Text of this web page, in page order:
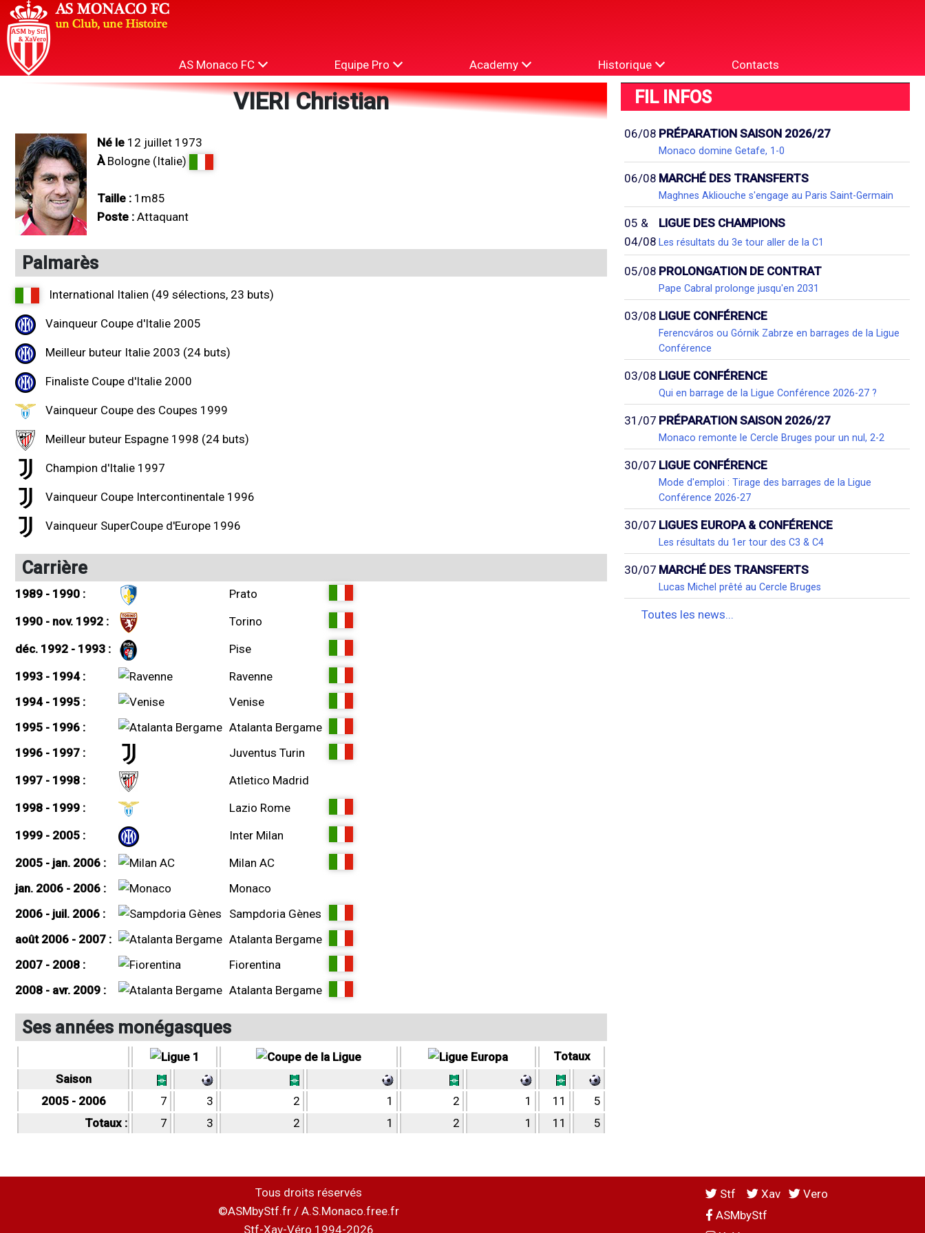
AS Monaco FC Equipe Pro Academy Historique Contacts
VIERI Christian
Né le 12 juillet 1973
ÀBologne (Italie)
Taille : 1m85
Poste : Attaquant
Palmarès
International Italien (49 sélections, 23 buts)
Vainqueur Coupe d'Italie 2005
Meilleur buteur Italie 2003 (24 buts)
Finaliste Coupe d'Italie 2000
Vainqueur Coupe des Coupes 1999
Meilleur buteur Espagne 1998 (24 buts)
Champion d'Italie 1997
Vainqueur Coupe Intercontinentale 1996
Vainqueur SuperCoupe d'Europe 1996
Carrière
1989 - 1990 :
Prato
1990 - nov. 1992 :
Torino
déc. 1992 - 1993 :
Pise
1993 - 1994 :
Ravenne
1994 - 1995 :
Venise
1995 - 1996 :
Atalanta Bergame
1996 - 1997 :
Juventus Turin
1997 - 1998 :
Atletico Madrid
1998 - 1999 :
Lazio Rome
1999 - 2005 :
Inter Milan
2005 - jan. 2006 :
Milan AC
jan. 2006 - 2006 :
Monaco
2006 - juil. 2006 :
Sampdoria Gènes
août 2006 - 2007 :
Atalanta Bergame
2007 - 2008 :
Fiorentina
2008 - avr. 2009 :
Atalanta Bergame
Ses années monégasques
Totaux
Saison
2005 - 2006
7 3 2 1 2 1 11
5
Totaux :
7 3 2 1 2 1 11 5
FIL INFOS
06/08 PRÉPARATION SAISON 2026/27
Monaco domine Getafe, 1-0
06/08 MARCHÉ DES TRANSFERTS
Maghnes Akliouche s'engage au Paris Saint-Germain
05 &
04/08
LIGUE DES CHAMPIONS
Les résultats du 3e tour aller de la C1
05/08 PROLONGATION DE CONTRAT
Pape Cabral prolonge jusqu'en 2031
03/08 LIGUE CONFÉRENCE
Ferencváros ou Górnik Zabrze en barrages de la Ligue
Conférence
03/08 LIGUE CONFÉRENCE
Qui en barrage de la Ligue Conférence 2026-27 ?
31/07 PRÉPARATION SAISON 2026/27
Monaco remonte le Cercle Bruges pour un nul, 2-2
30/07 LIGUE CONFÉRENCE
Mode d'emploi : Tirage des barrages de la Ligue
Conférence 2026-27
30/07 LIGUES EUROPA & CONFÉRENCE
Les résultats du 1er tour des C3 & C4
30/07 MARCHÉ DES TRANSFERTS
Lucas Michel prêté au Cercle Bruges
Toutes les news...
Tous droits réservés
©ASMbyStf.fr / A.S.Monaco.free.fr
Stf-Xav-Véro 1994-2026
Stf Xav
Vero
ASMbyStf